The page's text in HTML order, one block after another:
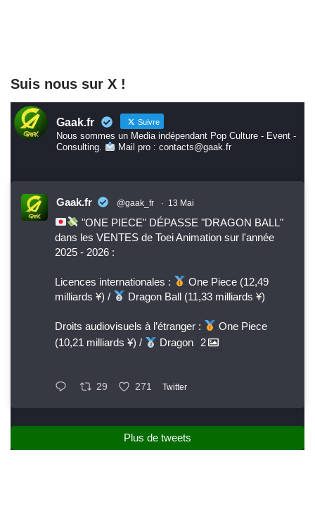
Suis nous sur X !
Gaak.fr Suivre
Nous sommes un Media indépendant Pop Culture - Event -
Consulting.
Mail pro : contacts@gaak.fr
Gaak.fr @gaak_fr · 13 Mai
"ONE PIECE" DÉPASSE "DRAGON BALL"
dans les VENTES de Toei Animation sur l'année
2025 - 2026 :
Licences internationales :
One Piece (12,49
milliards ¥) /
Dragon Ball (11,33 milliards ¥)
Droits audiovisuels à l’étranger :
One Piece
(10,21 milliards ¥) /
Dragon 2
29 271 Twitter
Plus de tweets